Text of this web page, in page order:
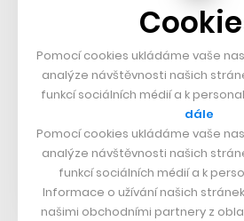
Pomocí cookies ukládáme vaše
analýze návštěvnosti našich
funkcí sociálních médií a k
dále
Pomocí cookies ukládáme vaše
analýze návštěvnosti našich
funkcí sociálních médií a k
Informace o užívání našich
našimi obchodními partnery z